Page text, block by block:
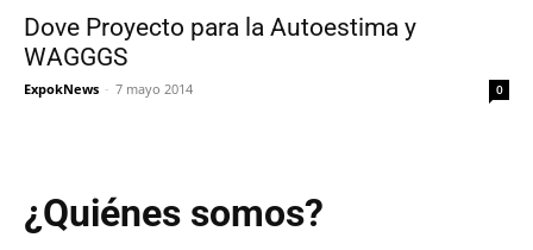
Dove Proyecto para la Autoestima y
WAGGGS
ExpokNews - 7 mayo 2014 0
¿Quiénes somos?